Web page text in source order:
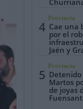
4
Provincia
Cae una
por el
Jaén y
5
Provincia
Martos
de joyas